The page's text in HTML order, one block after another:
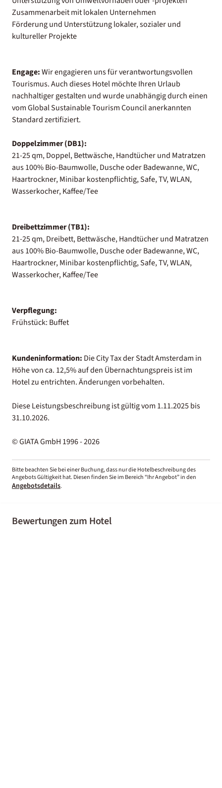
Zusammenarbeit mit lokalen Unternehmen
Förderung und Unterstützung lokaler, sozialer und
kultureller Projekte
Engage:Wir engagieren uns für verantwortungsvollen
Tourismus. Auch dieses Hotel möchte Ihren Urlaub
nachhaltiger gestalten und wurde unabhängig durch einen
vom Global Sustainable Tourism Council anerkannten
Standard zertifiziert.
Doppelzimmer (DB1):
21-25 qm, Doppel, Bettwäsche, Handtücher und Matratzen
aus 100% Bio-Baumwolle, Dusche oder Badewanne, WC,
Haartrockner, Minibar kostenpflichtig, Safe, TV, WLAN,
Wasserkocher, Kaffee/Tee
Dreibettzimmer (TB1):
21-25 qm, Dreibett, Bettwäsche, Handtücher und Matratzen
aus 100% Bio-Baumwolle, Dusche oder Badewanne, WC,
Haartrockner, Minibar kostenpflichtig, Safe, TV, WLAN,
Wasserkocher, Kaffee/Tee
Verpflegung:
Frühstück: Buffet
Kundeninformation: Die City Tax der Stadt Amsterdam in
Höhe von ca. 12,5% auf den Übernachtungspreis ist im
Hotel zu entrichten. Änderungen vorbehalten.
Diese Leistungsbeschreibung ist gültig vom 1.11.2025 bis
31.10.2026.
© GIATA GmbH 1996 - 2026
Bitte beachten Sie bei einer Buchung, dass nur die Hotelbeschreibung des
Angebots Gültigkeit hat. Diesen finden Sie im Bereich “Ihr Angebot” in den
Angebotsdetails.
Bewertungen zum Hotel